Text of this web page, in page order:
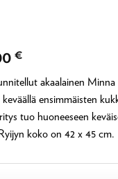
€
120,00 €
-
590,00 €
akaalainen Minna
ensimmäisten
tuo huoneeseen
koko on 42 x 45 cm.